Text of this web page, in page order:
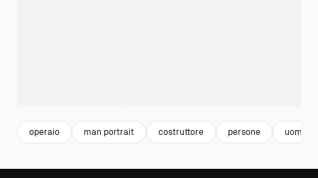
operaio man portrait costruttore persone uomo